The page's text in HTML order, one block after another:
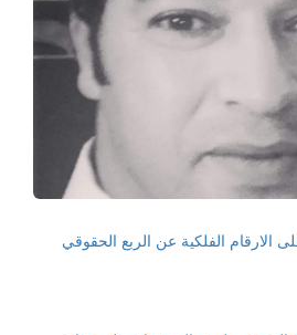
الارقام الفلكية عن الربع الحقوقي